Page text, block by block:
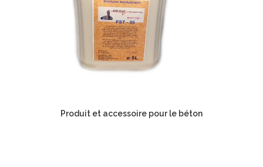
Produit et accessoire pour le béton